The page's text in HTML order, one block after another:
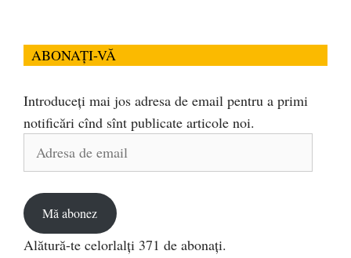
ABONAȚI-VĂ
Introduceți mai jos adresa de email pentru a primi
notificări cînd sînt publicate articole noi.
Adresa
Mă abonez
Alătură-te celorlalți 371 de abonați.